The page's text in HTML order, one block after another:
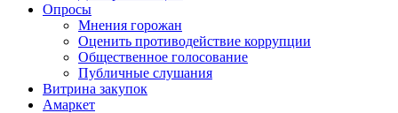
Опросы
Мнения горожан
Оценить противодействие коррупции
Общественное голосование
Публичные слушания
Витрина закупок
Амаркет